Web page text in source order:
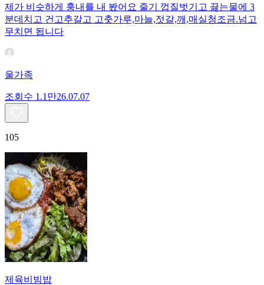
제가 비슷하게 훙내를 내 봤어요 줄기 껍질벗기고 끓는물에 3
분데치고 건고추갈고 고춧가루,마늘,젓갈,깨,매실청조금.넘고
무치면 됩니다
울가족
조회수 1.1만26.07.07
105
제육비빔밥